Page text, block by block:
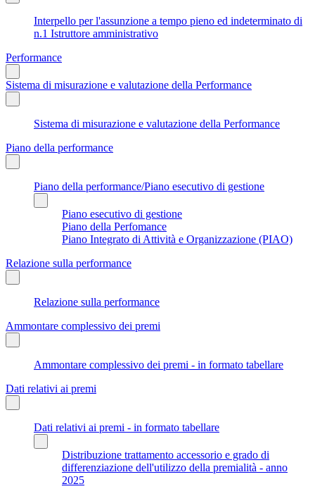
Interpello per l'assunzione a tempo pieno ed indeterminato di
n.1 Istruttore amministrativo
Performance
Sistema di misurazione e valutazione della Performance
Sistema di misurazione e valutazione della Performance
Piano della performance
Piano della performance/Piano esecutivo di gestione
Piano esecutivo di gestione
Piano della Perfomance
Piano Integrato di Attività e Organizzazione (PIAO)
Relazione sulla performance
Relazione sulla performance
Ammontare complessivo dei premi
Ammontare complessivo dei premi - in formato tabellare
Dati relativi ai premi
Dati relativi ai premi - in formato tabellare
Distribuzione trattamento accessorio e grado di
differenziazione dell'utilizzo della premialità - anno
2025